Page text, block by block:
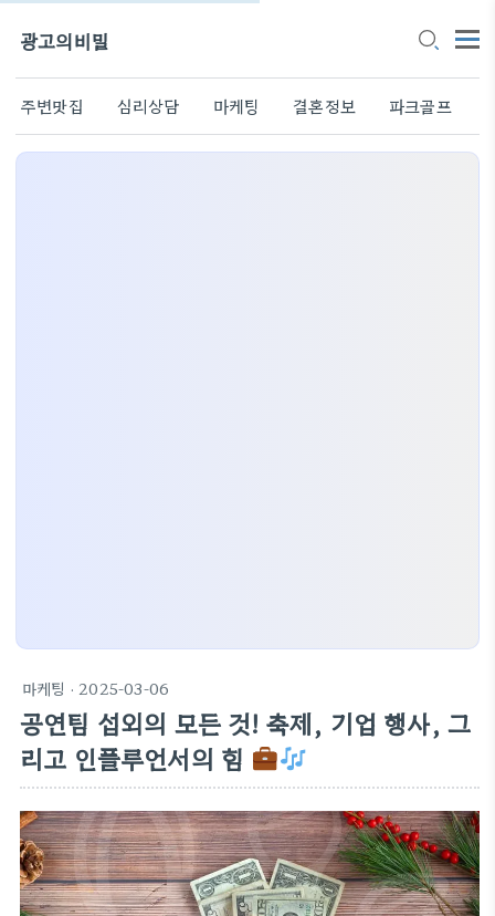
광고의비밀
주변맛집 심리상담 마케팅 결혼정보 파크골프
마케팅 · 2025-03-06
공연팀 섭외의 모든 것! 축제, 기업 행사, 그
리고 인플루언서의 힘